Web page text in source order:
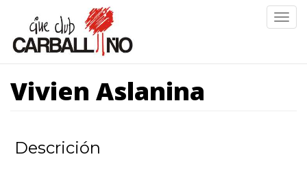
contido
principal
Vivien Aslanina
Descrición